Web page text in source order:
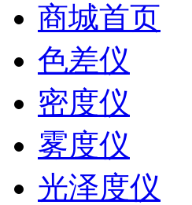
商城首页
色差仪
密度仪
雾度仪
光泽度仪